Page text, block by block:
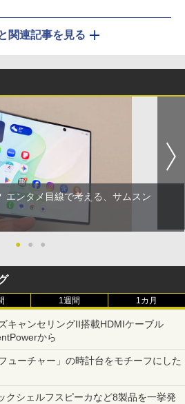
関連記事を見る
エンタメ目線で考える、サムスン
● ● ●
1週間 1カ月
キャンセリングII搭載HDMIケーブル
から
ューチャー」の時計台をモチーフにした
クシェルフスピーカなど8製品を一挙発